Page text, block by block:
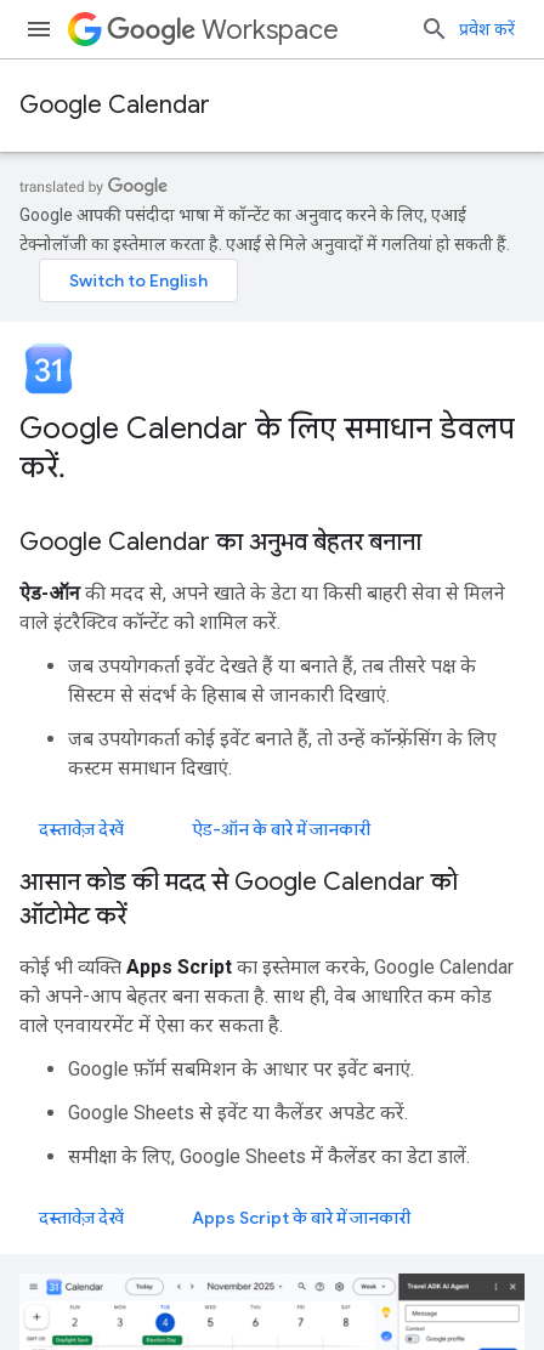
Workspace प्रवेश करें
Google Calendar
Google आपकी पसंदीदा भाषा में कॉन्टेंट का अनुवाद करने के लिए, एआई
टेक्नोलॉजी का इस्तेमाल करता है. एआई से मिले अनुवादों में गलतियां हो सकती हैं.
Google Calendar के लिए समाधान डेवलप
करें.
Google Calendar का अनुभव बेहतर बनाना
ऐड-ऑनकी मदद से, अपने खाते के डेटा या किसी बाहरी सेवा से मिलने
वाले इंटरैक्टिव कॉन्टेंट को शामिल करें.
जब उपयोगकर्ता इवेंट देखते हैं या बनाते हैं, तब तीसरे पक्ष के
सिस्टम से संदर्भ के हिसाब से जानकारी दिखाएं.
जब उपयोगकर्ता कोई इवेंट बनाते हैं, तो उन्हें कॉन्फ़्रेंसिंग के लिए
कस्टम समाधान दिखाएं.
दस्तावेज़ देखें ऐड-ऑन के बारे में जानकारी
आसान कोड की मदद से Google Calendar को
ऑटोमेट करें
कोई भी व्यक्ति Apps Script का इस्तेमाल करके, Google Calendar
को अपने-आप बेहतर बना सकता है. साथ ही, वेब आधारित कम कोड
वाले एनवायरमेंट में ऐसा कर सकता है.
Google फ़ॉर्म सबमिशन के आधार पर इवेंट बनाएं.
Google Sheets से इवेंट या कैलेंडर अपडेट करें.
समीक्षा के लिए, Google Sheets में कैलेंडर का डेटा डालें.
दस्तावेज़ देखें Apps Script के बारे में जानकारी